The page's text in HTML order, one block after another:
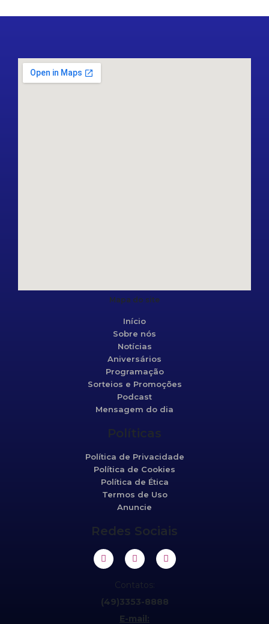
Mapa do site
Início
Sobre nós
Notícias
Aniversários
Programação
Sorteios e Promoções
Podcast
Mensagem do dia
Políticas
Política de Privacidade
Política de Cookies
Política de Ética
Termos de Uso
Anuncie
Redes Sociais
Contatos:
(49)3353-8888
E-mail: